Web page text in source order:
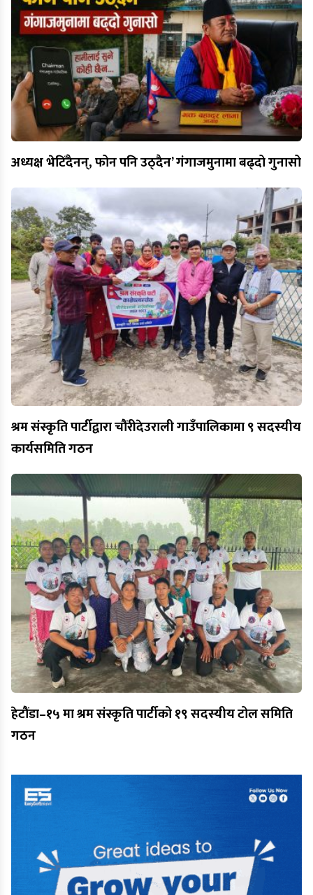
अध्यक्ष भेटिँदैनन्, फोन पनि उठ्दैन’ गंगाजमुनामा बढ्दो गुनासो
श्रम संस्कृति पार्टीद्वारा चौंरीदेउराली गाउँपालिकामा ९ सदस्यीय
कार्यसमिति गठन
हेटौंडा–१५ मा श्रम संस्कृति पार्टीको १९ सदस्यीय टोल समिति
गठन